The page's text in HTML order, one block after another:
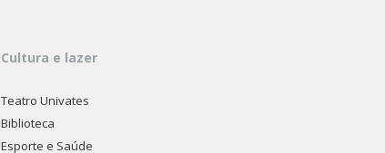
Cultura e lazer
Teatro Univates
Biblioteca
Esporte e Saúde